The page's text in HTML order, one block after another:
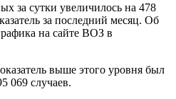
за сутки увеличилось на 478
за последний месяц. Об
на сайте ВОЗ в
выше этого уровня был
069 случаев.